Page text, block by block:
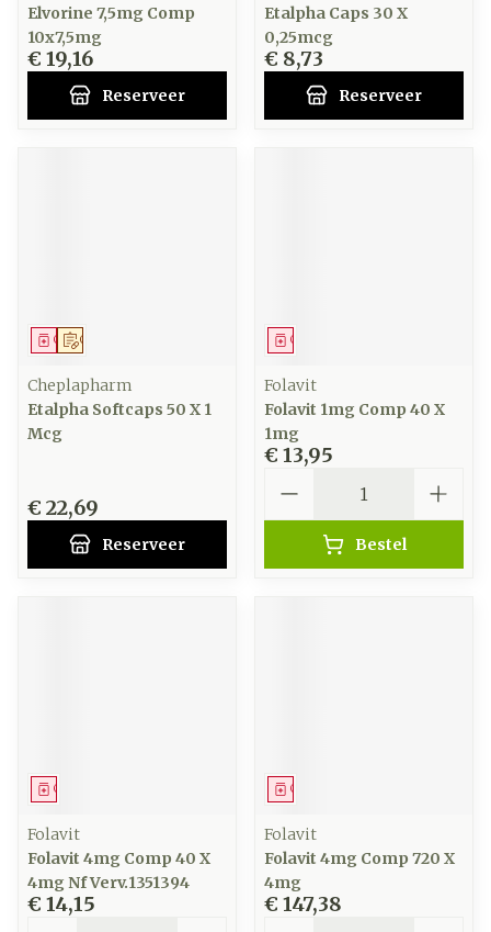
Elvorine 7,5mg Comp
10x7,5mg
€ 19,16
Reserveer
Etalpha Caps 30 X
0,25mcg
€ 8,73
Reserveer
Op voorschrift
Geneesmiddel
Cheplapharm
Etalpha Softcaps 50 X 1
Mcg
€ 22,69
Reserveer
Geneesmiddel
Folavit
Folavit 1mg Comp 40 X
1mg
€ 13,95
Bestel
Geneesmiddel
Folavit
Folavit 4mg Comp 40 X
4mg Nf Verv.1351394
€ 14,15
Geneesmiddel
Folavit
Folavit 4mg Comp 720 X
4mg
€ 147,38